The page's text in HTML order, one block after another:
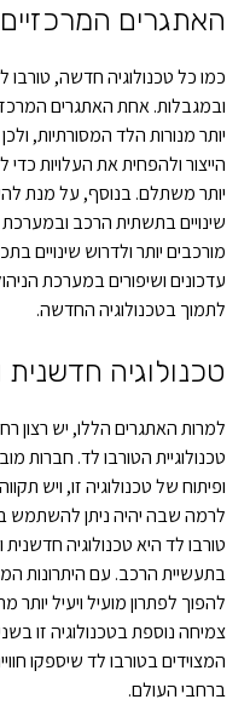
האתגרים
כמו כל טכנולוגיה חדשה, טורבו
ובמגבלות. אחת האתגרים
יותר מנורות הלד המסורתיות,
הייצור ולהפחית את העלויות
יותר משתלם. בנוסף, על מנת
שינויים בתשתית הרכב
מורכבים יותר ולדרוש שינויים
עדכונים ושיפורים במערכת
לתמוך בטכנולוגיה החדשה.
טכנולוגיה
למרות האתגרים הללו, יש רצון
טכנולוגיית הטורבו לד. חברות
ופיתוח של טכנולוגיה זו, ויש
לרמה שבה יהיה ניתן להשתמש
טורבו לד היא טכנולוגיה
בתעשיית הרכב. עם היתרונות
להפוך לפתרון מועיל ויעיל
צמיחה נוספת בטכנולוגיה זו
המצוידים בטורבו לד שיספקו
ברחבי העולם.